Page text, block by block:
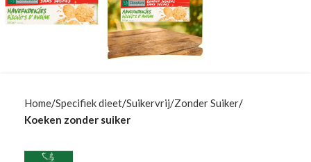
Home Specifiek dieet Suikervrij/Zonder Suiker
Koeken zonder suiker